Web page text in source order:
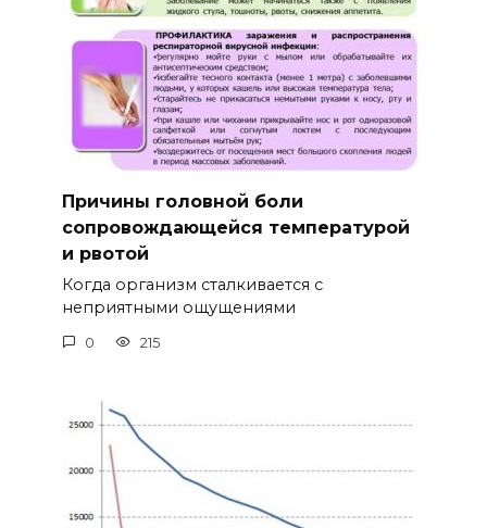
Причины головной боли
сопровождающейся температурой
и рвотой
Когда организм сталкивается с
неприятными ощущениями
0 215